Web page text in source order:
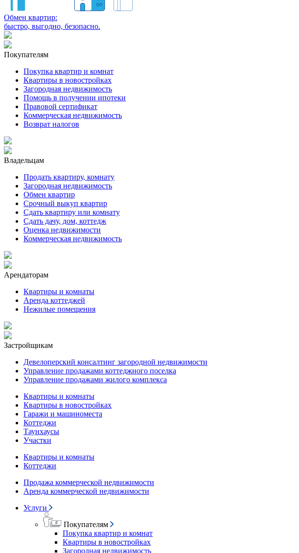
Обмен квартир:
быстро, выгодно, безопасно.
Покупателям
Покупка квартир и комнат
Квартиры в новостройках
Загородная недвижимость
Помощь в получении ипотеки
Правовой сертификат
Коммерческая недвижимость
Возврат налогов
Владельцам
Продать квартиру, комнату
Загородная недвижимость
Обмен квартир
Срочный выкуп квартир
Сдать квартиру или комнату
Сдать дачу, дом, коттедж
Оценка недвижимости
Коммерческая недвижимость
Арендаторам
Квартиры и комнаты
Аренда коттеджей
Нежилые помещения
Застройщикам
Девелоперский консалтинг загородной недвижимости
Управление продажами коттеджного поселка
Управление продажами жилого комплекса
Квартиры и комнаты
Квартиры в новостройках
Гаражи и машиноместа
Коттеджи
Таунхаусы
Участки
Квартиры и комнаты
Коттеджи
Продажа коммерческой недвижимости
Аренда коммерческой недвижимости
Услуги
Покупателям
Покупка квартир и комнат
Квартиры в новостройках
Загородная недвижимость